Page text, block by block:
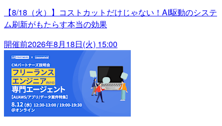
【8/18（火）】コストカットだけじゃない！AI駆動のシステ
ム刷新がもたらす本当の効果
開催前2026年8月18日(火) 15:00